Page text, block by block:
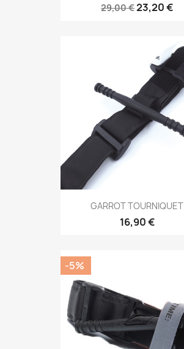
29,00 €23,20 €
GARROT TOURNIQUET
16,90 €
-5%